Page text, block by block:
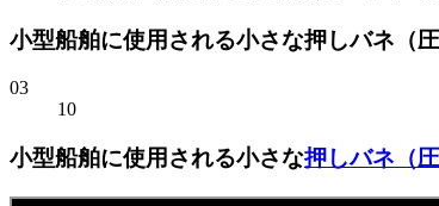
小型船舶に使用される小さな押しバネ（
03
10
小型船舶に使用される小さな押しバネ（